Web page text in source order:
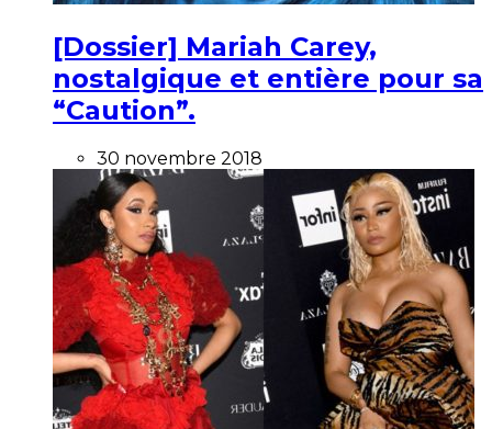
[Dossier] Mariah Carey,
nostalgique et entière pour sa
“Caution”.
30 novembre 2018